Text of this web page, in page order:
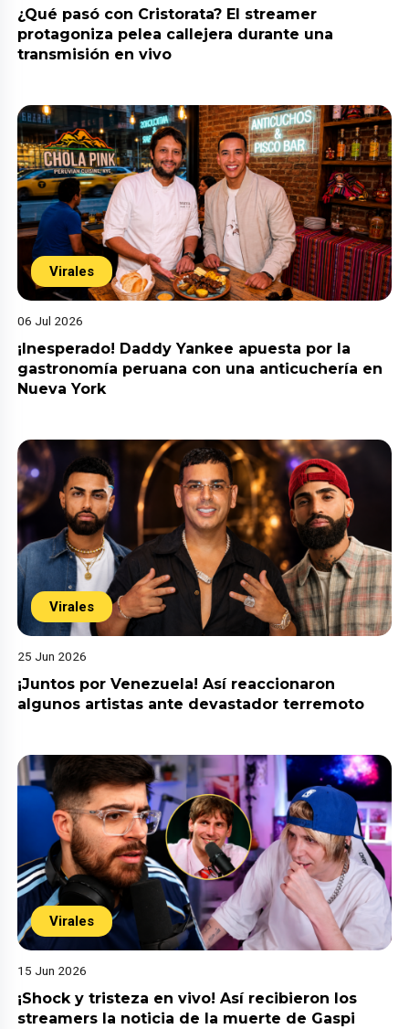
¿Qué pasó con Cristorata? El streamer
protagoniza pelea callejera durante una
transmisión en vivo
Virales
06 Jul 2026
¡Inesperado! Daddy Yankee apuesta por la
gastronomía peruana con una anticuchería en
Nueva York
Virales
25 Jun 2026
¡Juntos por Venezuela! Así reaccionaron
algunos artistas ante devastador terremoto
Virales
15 Jun 2026
¡Shock y tristeza en vivo! Así recibieron los
streamers la noticia de la muerte de Gaspi